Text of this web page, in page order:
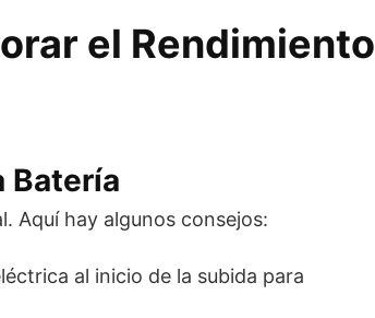
el Rendimiento
Batería
Aquí hay algunos consejos:
al inicio de la subida para